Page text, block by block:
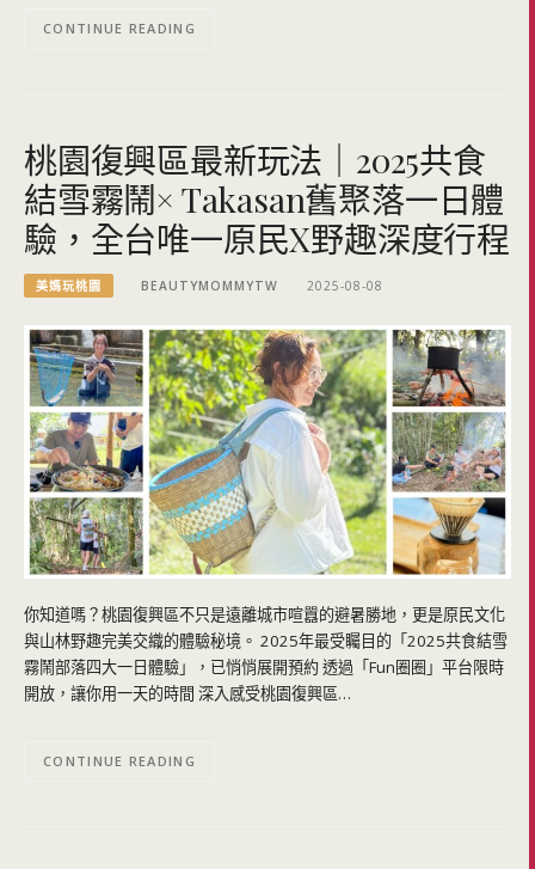
CONTINUE READING
桃園復興區最新玩法｜2025共食
結雪霧鬧× Takasan舊聚落一日體
驗，全台唯一原民X野趣深度行程
美媽玩桃園 BEAUTYMOMMYTW 2025-08-08
你知道嗎？桃園復興區不只是遠離城市喧囂的避暑勝地，更是原民文化
與山林野趣完美交織的體驗秘境。 2025年最受矚目的「2025共食結雪
霧鬧部落四大一日體驗」，已悄悄展開預約 透過「Fun圈圈」平台限時
開放，讓你用一天的時間 深入感受桃園復興區…
CONTINUE READING